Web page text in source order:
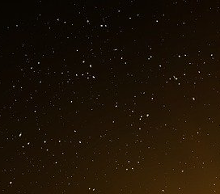
Keynes s’inquiète, lui
jeune génération.
Pour
Marié à une Russe, la
socialiste dont, par sa
de parricide œdipien en
plus accorder :
« Toute confiance
toujours croissante
ayant des